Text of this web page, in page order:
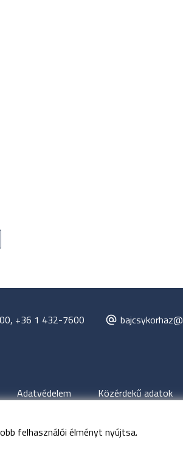
felhasználói élményt nyújtsa.
+36 1 432-7600
Adatvédelem Közérdekű adatok
Bajcsy-Zsilinszky Kórház és